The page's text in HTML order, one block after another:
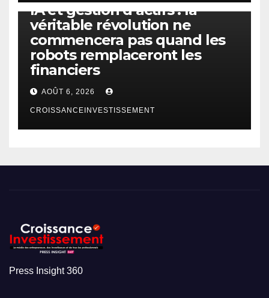
IA et gestion d’actifs : la
véritable révolution ne
commencera pas quand les
robots remplaceront les
financiers
AOÛT 6, 2026
CROISSANCEINVESTISSEMENT
Press Insight 360